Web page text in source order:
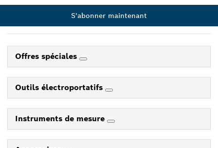
S'abonner maintenant
Offres spéciales
Outils électroportatifs
Instruments de mesure